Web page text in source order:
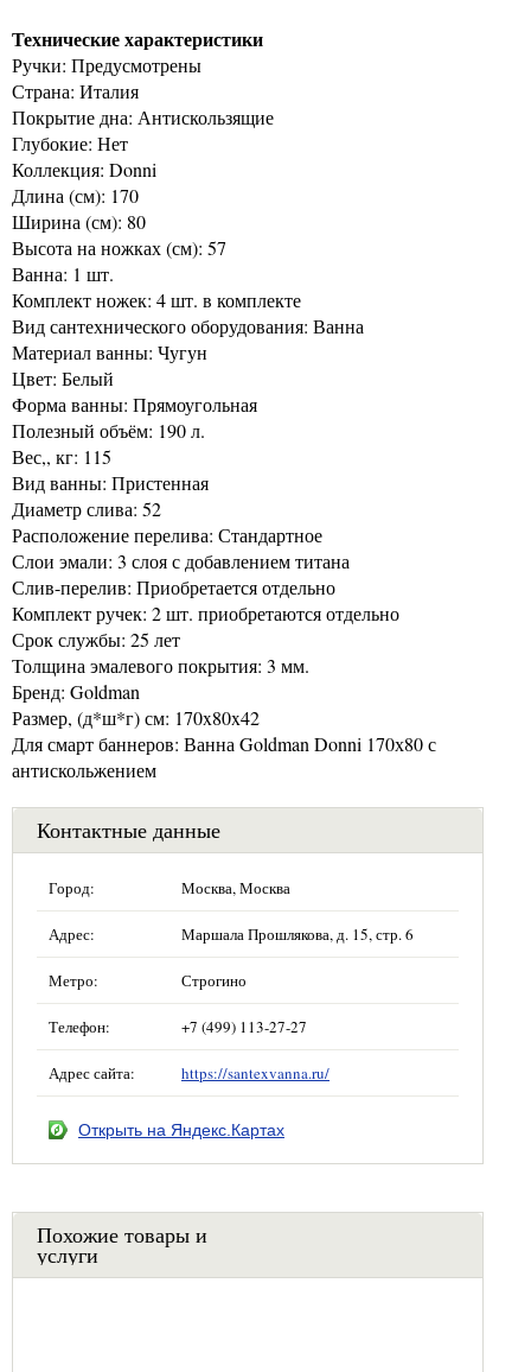
Технические характеристики
Ручки: Предусмотрены
Страна: Италия
Покрытие дна: Антискользящие
Глубокие: Нет
Коллекция: Donni
Длина (см): 170
Ширина (см): 80
Высота на ножках (см): 57
Ванна: 1 шт.
Комплект ножек: 4 шт. в комплекте
Вид сантехнического оборудования: Ванна
Материал ванны: Чугун
Цвет: Белый
Форма ванны: Прямоугольная
Полезный объём: 190 л.
Вес,, кг: 115
Вид ванны: Пристенная
Диаметр слива: 52
Расположение перелива: Стандартное
Слои эмали: 3 слоя с добавлением титана
Слив-перелив: Приобретается отдельно
Комплект ручек: 2 шт. приобретаются отдельно
Срок службы: 25 лет
Толщина эмалевого покрытия: 3 мм.
Бренд: Goldman
Размер, (д*ш*г) см: 170x80x42
Для смарт баннеров: Ванна Goldman Donni 170х80 с
антискольжением
Контактные данные
Город: Москва, Москва
Адрес: Маршала Прошлякова, д. 15, стр. 6
Метро: Строгино
Телефон: +7 (499) 113-27-27
Адрес сайта: https://santexvanna.ru/
Открыть на Яндекс.Картах
Похожие товары и
услуги